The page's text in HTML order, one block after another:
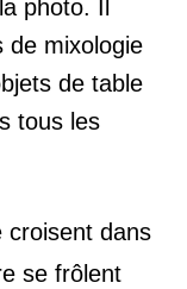
photo. Il
de mixologie
de table
tous les
croisent dans
se frôlent